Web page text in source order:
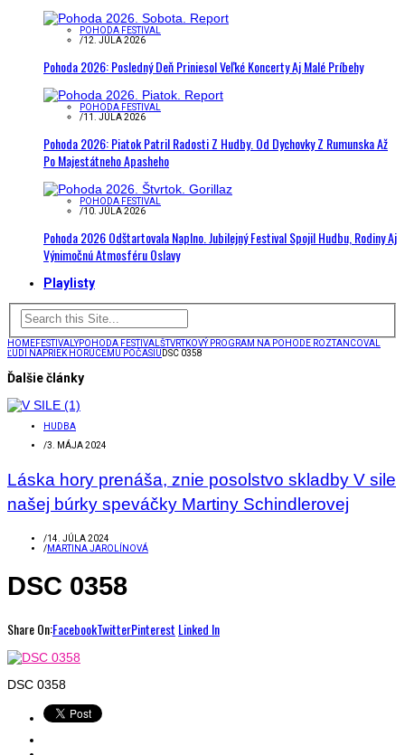
POHODA FESTIVAL
/12. JÚLA 2026
Pohoda 2026: Posledný Deň Priniesol Veľké Koncerty Aj Malé Príbehy
POHODA FESTIVAL
/11. JÚLA 2026
Pohoda 2026: Piatok Patril Radosti Z Hudby. Od Dychovky Z Rumunska Až
Po Majestátneho Apasheho
POHODA FESTIVAL
/10. JÚLA 2026
Pohoda 2026 Odštartovala Naplno. Jubilejný Festival Spojil Hudbu, Rodiny Aj
Výnimočnú Atmosféru Oslavy
Playlisty
HOMEFESTIVALYPOHODA FESTIVAL ŠTVRTKOVÝ PROGRAM NA POHODE ROZTANCOVAL
ĽUDÍ NAPRIEK HORÚCEMU POČASIU DSC 0358
Ďalšie články
HUDBA
/3. MÁJA 2024
Láska hory prenáša, znie posolstvo skladby V sile
našej búrky speváčky Martiny Schindlerovej
/14. JÚLA 2024
/MARTINA JAROLÍNOVÁ
DSC 0358
Share On:FacebookTwitterPinterest Linked In
DSC 0358